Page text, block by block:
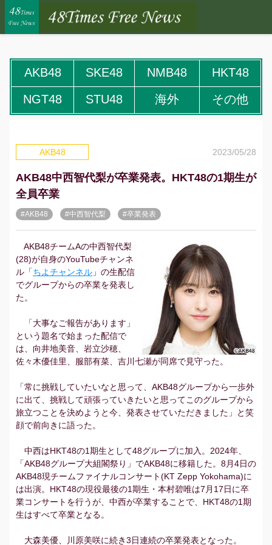
AKB48 SKE48 NMB48
HKT48
NGT48
STU48 海外 その他
AKB48 2023/05/28
AKB48中西智代梨が卒業発表。HKT48の1期生が
全員卒業
#AKB48 #中西智代梨 #卒業発表
AKB48チームAの中西智代梨
(28)が自身のYouTubeチャンネ
ル「ちよチャンネル 」の生配信
でグループからの卒業を発表し
た。
「大事なご報告があります」
という題名で始まった配信で
は、向井地美音、岩立沙穂、
佐々木優佳里、服部有菜、吉川七瀬が同席で見守った。
「常に挑戦していたいなと思って、AKB48グループから一歩外
に出て、挑戦して頑張っていきたいと思ってこのグループから
旅立つことを決めようと今、発表させていただきました」と笑
顔で前向きに語った。
中西はHKT48の1期生として48グループに加入。2024年、
「AKB48グループ大組閣祭り」でAKB48に移籍した。8月4日の
AKB48現チームファイナルコンサート(KT Zepp Yokohama)に
は出演。HKT48の現役最後の1期生・本村碧唯は7月17日に卒
業コンサートを行うが、中西が卒業することで、HKT48の1期
生はすべて卒業となる。
大森美優、川原美咲に続き3日連続の卒業発表となった。